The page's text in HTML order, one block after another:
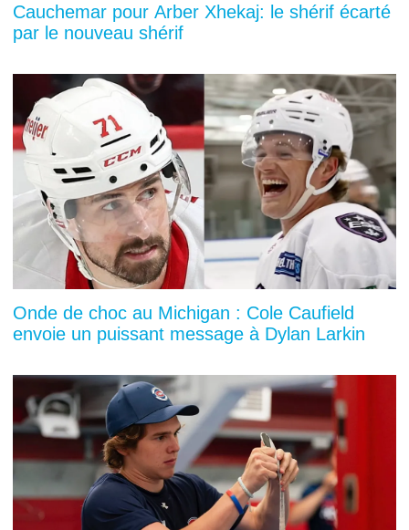
Cauchemar pour Arber Xhekaj: le shérif écarté
par le nouveau shérif
Onde de choc au Michigan : Cole Caufield
envoie un puissant message à Dylan Larkin